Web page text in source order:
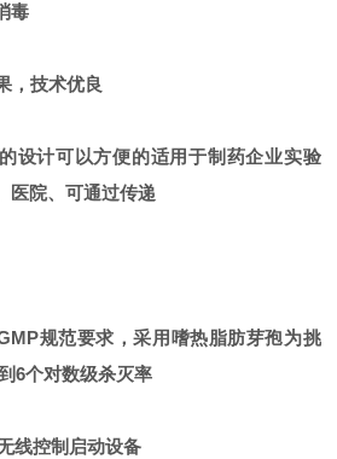
毒
，技术优良
设计可以方便的适用于制药企业实验
医院、可通过传递
规范要求，采用嗜热脂肪芽孢为挑
6个对数级杀灭率
线控制启动设备